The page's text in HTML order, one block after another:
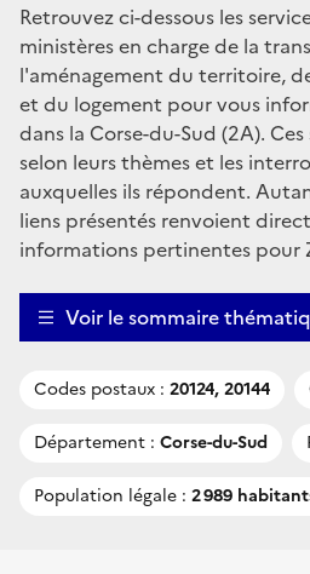
Retrouvez ci-dessous les
ministères en charge de la
l'aménagement du territoire,
et du logement pour vous
dans la Corse-du-Sud (2A).
selon leurs thèmes et les
auxquelles ils répondent.
liens présentés renvoient
informations pertinentes pour
Voir le sommaire
Codes postaux : 20124, 20144
Département : Corse-du-Sud
Population légale : 2 989